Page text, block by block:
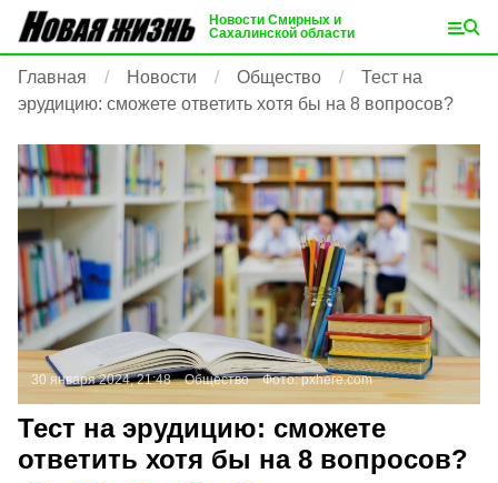
Новости Смирных и
Сахалинской области
Главная Новости Общество
Тест на
эрудицию: сможете ответить хотя бы на 8 вопросов?
30 января 2024, 21:48 Общество Фото:pxhere.com
Тест на эрудицию: сможете
ответить хотя бы на 8 вопросов?